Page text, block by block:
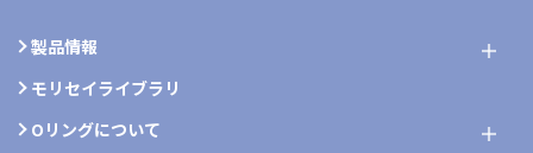
製品情報
モリセイライブラリ
Oリングについて